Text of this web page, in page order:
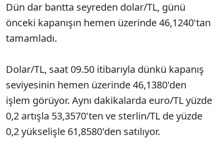
Dün dar bantta seyreden dolar/TL, günü
önceki kapanışın hemen üzerinde 46,1240'tan
tamamladı.
Dolar/TL, saat 09.50 itibarıyla dünkü kapanış
seviyesinin hemen üzerinde 46,1380'den
işlem görüyor. Aynı dakikalarda euro/TL yüzde
0,2 artışla 53,3570'ten ve sterlin/TL de yüzde
0,2 yükselişle 61,8580'den satılıyor.